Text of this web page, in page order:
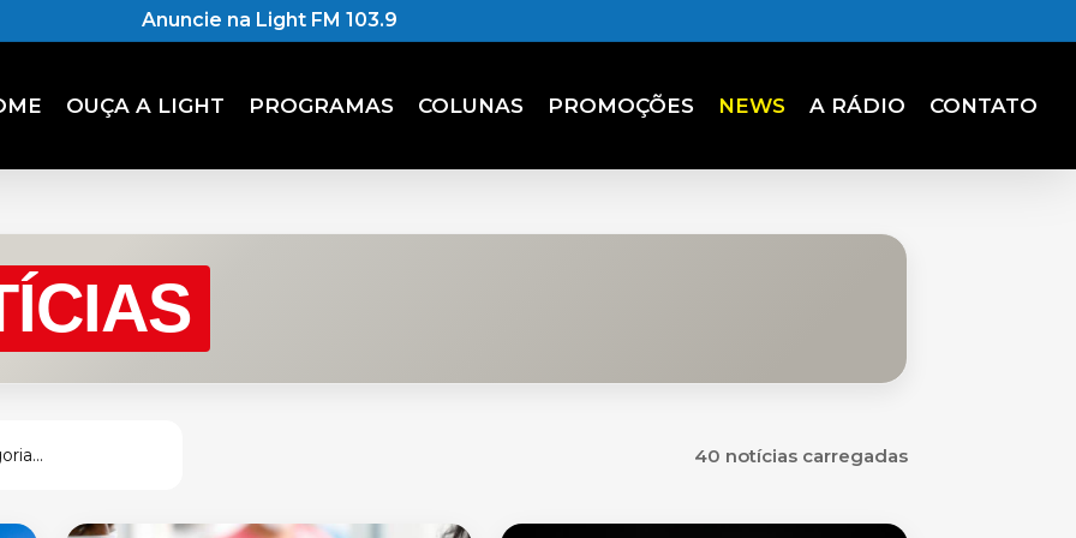
Anuncie na Light FM 103.9
OUÇA A LIGHT PROGRAMAS COLUNAS PROMOÇÕES NEWS A RÁDIO CONTATO
40 notícias carregadas